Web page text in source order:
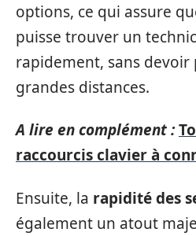
options, ce qui assure
puisse trouver un
rapidement, sans devoir
grandes distances.
A lire en complément :
raccourcis clavier à
Ensuite, la rapidité des
également un atout